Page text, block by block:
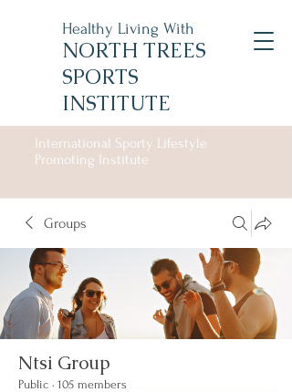
Healthy Living With
NORTH TREES
SPORTS
INSTITUTE
International Sporty Lifestyle
Promoting Institute
Groups
Ntsi Group
Public · 105 members